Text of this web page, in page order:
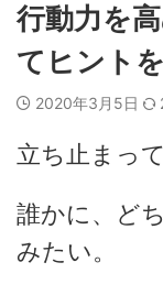
行動力を
てヒント
2020年3月5日
立ち止まっ
誰かに、ど
みたい。